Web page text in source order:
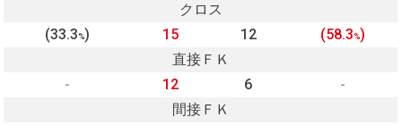
クロス
(33.3%) 15 12 (58.3%)
直接ＦＫ
-
12 6
-
間接ＦＫ